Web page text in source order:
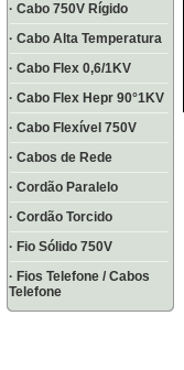
· Cabo 750V Rígido
· Cabo Alta Temperatura
· Cabo Flex 0,6/1KV
· Cabo Flex Hepr 90°1KV
· Cabo Flexível 750V
· Cabos de Rede
· Cordão Paralelo
· Cordão Torcido
· Fio Sólido 750V
· Fios Telefone / Cabos
Telefone